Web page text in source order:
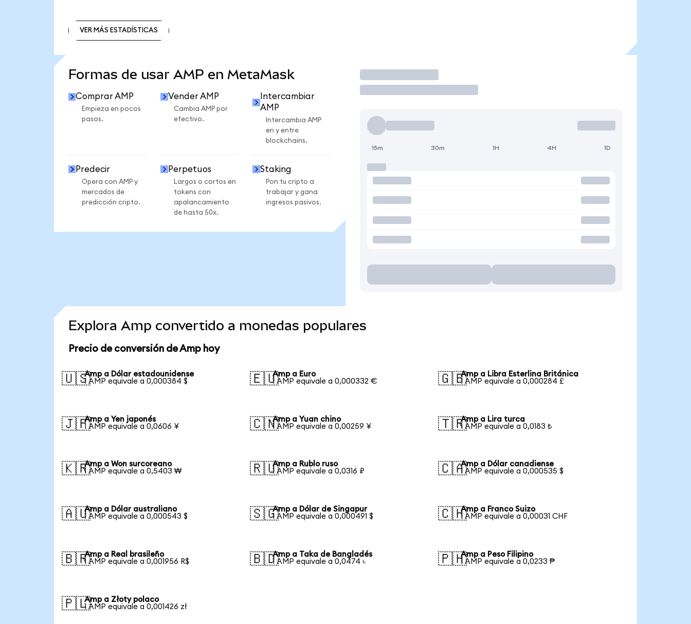
VER MÁS ESTADÍSTICAS
Formas de usar AMP en MetaMask
Comprar AMP
Empieza en pocos
pasos.
Vender AMP
Cambia AMP por
efectivo.
Intercambiar
AMP
Intercambia AMP
en y entre
blockchains.
Predecir
Opera con AMP y
mercados de
predicción cripto.
Perpetuos
Largos o cortos en
tokens con
apalancamiento
de hasta 50x.
Staking
Pon tu cripto a
trabajar y gana
ingresos pasivos.
Operar
15m 30m 1H 4H 1D
Explora Amp convertido a monedas populares
Precio de conversión de Amp hoy
🇺🇸Amp a Dólar estadounidense
1 AMP equivale a 0,000384 $
🇪🇺Amp a Euro
1 AMP equivale a 0,000332 €
🇬🇧Amp a Libra Esterlina Británica
1 AMP equivale a 0,000284 £
🇯🇵Amp a Yen japonés
1 AMP equivale a 0,0606 ¥
🇨🇳Amp a Yuan chino
1 AMP equivale a 0,00259 ¥
🇹🇷Amp a Lira turca
1 AMP equivale a 0,0183 ₺
🇰🇷Amp a Won surcoreano
1 AMP equivale a 0,5403 ₩
🇷🇺Amp a Rublo ruso
1 AMP equivale a 0,0316 ₽
🇨🇦Amp a Dólar canadiense
1 AMP equivale a 0,000535 $
🇦🇺Amp a Dólar australiano
1 AMP equivale a 0,000543 $
🇸🇬Amp a Dólar de Singapur
1 AMP equivale a 0,000491 $
🇨🇭Amp a Franco Suizo
1 AMP equivale a 0,00031 CHF
🇧🇷Amp a Real brasileño
1 AMP equivale a 0,001956 R$
🇧🇩Amp a Taka de Bangladés
1 AMP equivale a 0,0474 ৳
🇵🇭Amp a Peso Filipino
1 AMP equivale a 0,0233 ₱
🇵🇱Amp a Złoty polaco
1 AMP equivale a 0,001426 zł